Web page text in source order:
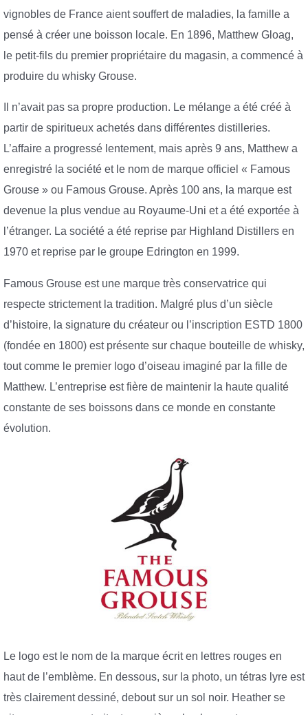
vignobles de France aient souffert de maladies, la famille a
pensé à créer une boisson locale. En 1896, Matthew Gloag,
le petit-fils du premier propriétaire du magasin, a commencé à
produire du whisky Grouse.
Il n’avait pas sa propre production. Le mélange a été créé à
partir de spiritueux achetés dans différentes distilleries.
L’affaire a progressé lentement, mais après 9 ans, Matthew a
enregistré la société et le nom de marque officiel « Famous
Grouse » ou Famous Grouse. Après 100 ans, la marque est
devenue la plus vendue au Royaume-Uni et a été exportée à
l’étranger. La société a été reprise par Highland Distillers en
1970 et reprise par le groupe Edrington en 1999.
Famous Grouse est une marque très conservatrice qui
respecte strictement la tradition. Malgré plus d’un siècle
d’histoire, la signature du créateur ou l’inscription ESTD 1800
(fondée en 1800) est présente sur chaque bouteille de whisky,
tout comme le premier logo d’oiseau imaginé par la fille de
Matthew. L’entreprise est fière de maintenir la haute qualité
constante de ses boissons dans ce monde en constante
évolution.
Le logo est le nom de la marque écrit en lettres rouges en
haut de l’emblème. En dessous, sur la photo, un tétras lyre est
très clairement dessiné, debout sur un sol noir. Heather se